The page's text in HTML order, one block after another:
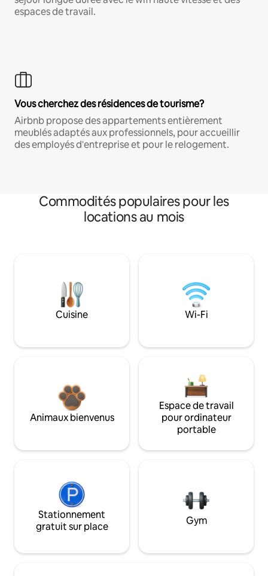
espaces de travail.
Vous cherchez des résidences de tourisme?
Airbnb propose des appartements entièrement
meublés adaptés aux professionnels, pour accueillir
des employés d'entreprise et pour le relogement.
Commodités populaires pour les
locations au mois
Cuisine Wi-Fi
Animaux bienvenus
Espace de travail
pour ordinateur
portable
Stationnement
gratuit sur place
Gym